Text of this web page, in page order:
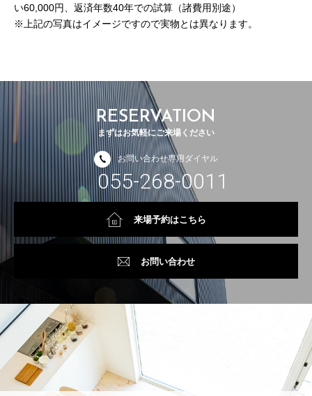
い60,000円、返済年数40年での試算（諸費用別途）
※上記の写真はイメージですので実物とは異なります。
RESERVATION
まずはお気軽にご来場ください
お問い合わせ専用ダイヤル
055-268-0011
来場予約はこちら
お問い合わせ